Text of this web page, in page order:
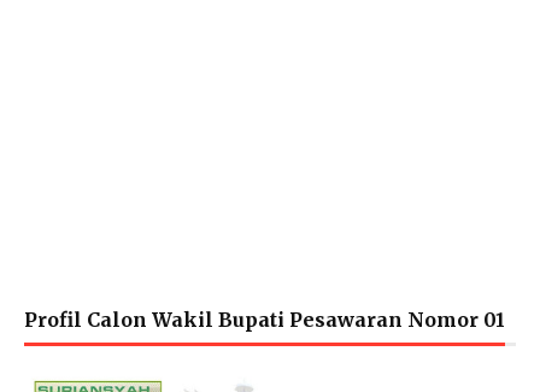
Profil Calon Wakil Bupati Pesawaran Nomor 01